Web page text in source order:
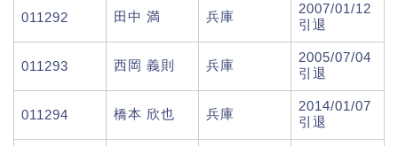
011292 田中 満 兵庫
2007/01/12
引退
011293 西岡 義則 兵庫
2005/07/04
引退
011294 橋本 欣也 兵庫
2014/01/07
引退